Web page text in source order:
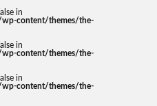
in
content/themes/the-
in
content/themes/the-
in
content/themes/the-